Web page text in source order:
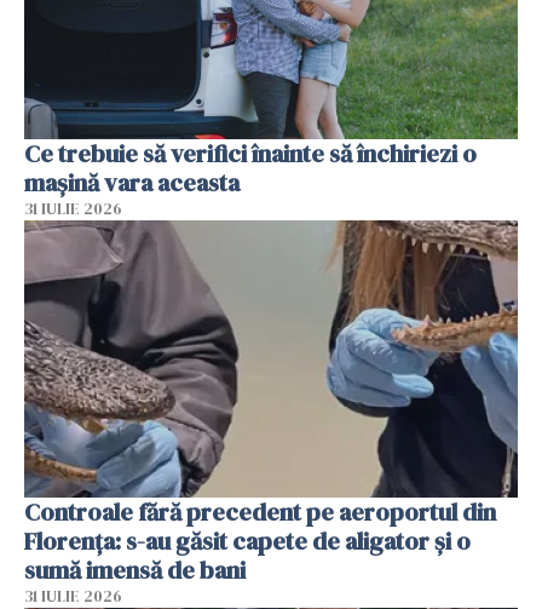
Ce trebuie să verifici înainte să închiriezi o
mașină vara aceasta
31 IULIE 2026
Controale fără precedent pe aeroportul din
Florența: s-au găsit capete de aligator și o
sumă imensă de bani
31 IULIE 2026